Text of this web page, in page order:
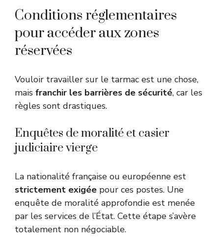
Conditions réglementaires
pour accéder aux zones
réservées
Vouloir travailler sur le tarmac est une chose,
mais franchir les barrières de sécurité, car les
règles sont drastiques.
Enquêtes de moralité et casier
judiciaire vierge
La nationalité française ou européenne est
strictement exigée pour ces postes. Une
enquête de moralité approfondie est menée
par les services de l’État. Cette étape s’avère
totalement non négociable.